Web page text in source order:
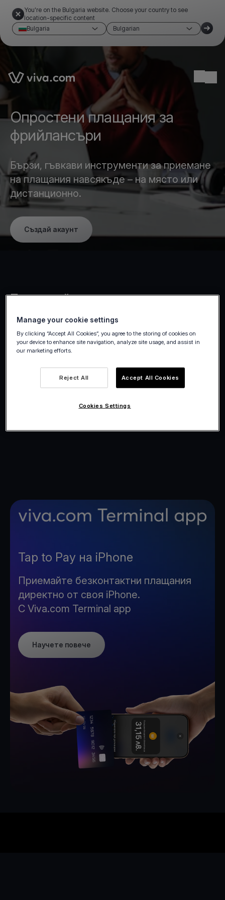
You're on the Bulgaria website. Choose your country to see
location-specific content
Bulgaria
Bulgarian
Link to the homepage
Опростени плащания за
фрийлансъри
Бързи, гъвкави инструменти за приемане
на плащания навсякъде – на място или
дистанционно.
Създай акаунт
Получавайте плащания по всяко
време и навсякъде
Приемайте плащания на място или
дистанционно с инструменти,
разработени специално за фрийлансъри.
От офиса до мястото на клиента –
без излишни усложнения.
Tap to Pay на iPhone
Приемайте безконтактни плащания
директно от своя iPhone.
С Viva.com Terminal app
Научете повече
Manage your cookie settings
By clicking “Accept All Cookies”, you agree to the storing of cookies on
your device to enhance site navigation, analyze site usage, and assist in
our marketing efforts.
Reject All Accept All Cookies
Cookies Settings